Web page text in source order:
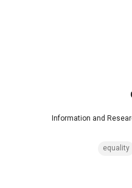
Information and
equality